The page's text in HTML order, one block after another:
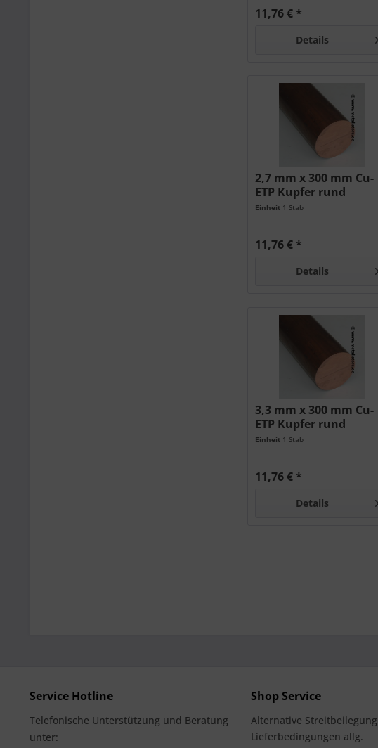
11,76 € *
Details
2,7 mm x 300 mm Cu-
ETP Kupfer rund
Einheit 1 Stab
11,76 € *
Details
3,3 mm x 300 mm Cu-
ETP Kupfer rund
Einheit 1 Stab
11,76 € *
Details
Service Hotline
Telefonische Unterstützung und Beratung
unter:
Shop Service
Alternative Streitbeilegung
Lieferbedingungen allg.